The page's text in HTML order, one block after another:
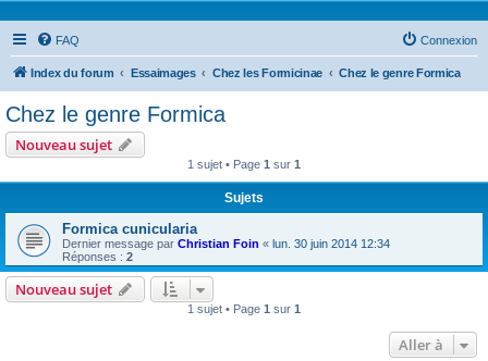
FAQ Connexion
Index du forum Essaimages Chez les Formicinae Chez le genre Formica
Chez le genre Formica
Nouveau sujet
1 sujet • Page 1 sur 1
Sujets
Formica cunicularia
Dernier message par Christian Foin « lun. 30 juin 2014 12:34
Réponses : 2
Nouveau sujet
1 sujet • Page 1 sur 1
Aller à